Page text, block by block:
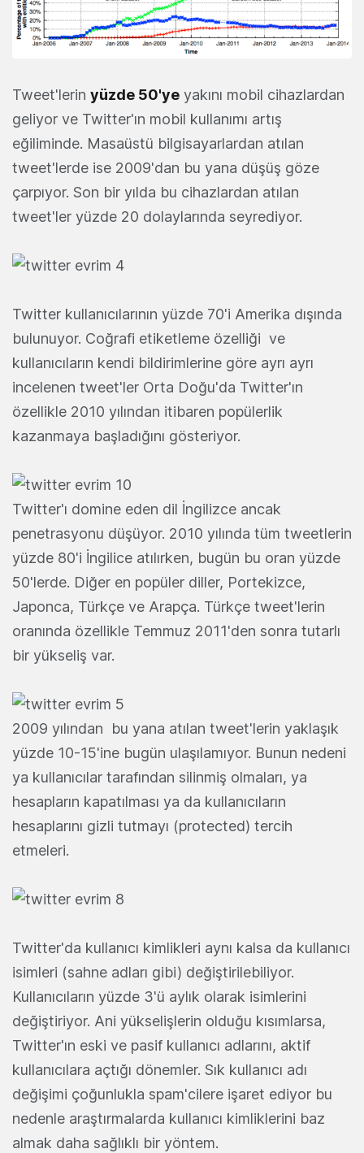
Tweet'lerin yüzde 50'ye yakını mobil cihazlardan
geliyor ve Twitter'ın mobil kullanımı artış
eğiliminde. Masaüstü bilgisayarlardan atılan
tweet'lerde ise 2009'dan bu yana düşüş göze
çarpıyor. Son bir yılda bu cihazlardan atılan
tweet'ler yüzde 20 dolaylarında seyrediyor.
Twitter kullanıcılarının yüzde 70'i Amerika dışında
bulunuyor. Coğrafi etiketleme özelliği ve
kullanıcıların kendi bildirimlerine göre ayrı ayrı
incelenen tweet'ler Orta Doğu'da Twitter'ın
özellikle 2010 yılından itibaren popülerlik
kazanmaya başladığını gösteriyor.
Twitter'ı domine eden dil İngilizce ancak
penetrasyonu düşüyor. 2010 yılında tüm tweetlerin
yüzde 80'i İngilice atılırken, bugün bu oran yüzde
50'lerde. Diğer en popüler diller, Portekizce,
Japonca, Türkçe ve Arapça. Türkçe tweet'lerin
oranında özellikle Temmuz 2011'den sonra tutarlı
bir yükseliş var.
2009 yılından bu yana atılan tweet'lerin yaklaşık
yüzde 10-15'ine bugün ulaşılamıyor. Bunun nedeni
ya kullanıcılar tarafından silinmiş olmaları, ya
hesapların kapatılması ya da kullanıcıların
hesaplarını gizli tutmayı (protected) tercih
etmeleri.
Twitter'da kullanıcı kimlikleri aynı kalsa da kullanıcı
isimleri (sahne adları gibi) değiştirilebiliyor.
Kullanıcıların yüzde 3'ü aylık olarak isimlerini
değiştiriyor. Ani yükselişlerin olduğu kısımlarsa,
Twitter'ın eski ve pasif kullanıcı adlarını, aktif
kullanıcılara açtığı dönemler. Sık kullanıcı adı
değişimi çoğunlukla spam'cilere işaret ediyor bu
nedenle araştırmalarda kullanıcı kimliklerini baz
almak daha sağlıklı bir yöntem.